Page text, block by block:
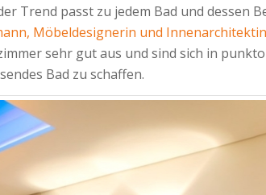
Trend passt zu jedem Bad und dessen
Möbeldesignerin und Innenarchitektin
sehr gut aus und sind sich in
Bad zu schaffen.